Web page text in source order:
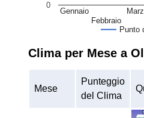
Punto
Gennaio
Febbraio
0
Clima per Mese a
Mese
Punteggio
del Clima